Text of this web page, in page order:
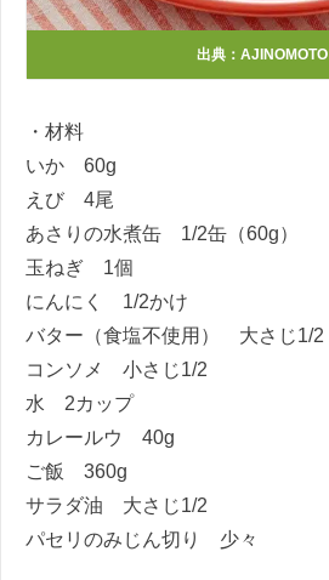
出典： AJINOMOTO
・材料
いか 60g
えび 4尾
あさりの水煮缶 1/2缶（60g）
玉ねぎ 1個
にんにく 1/2かけ
バター（食塩不使用） 大さじ1/2
コンソメ 小さじ1/2
水 2カップ
カレールウ 40g
ご飯 360g
サラダ油 大さじ1/2
パセリのみじん切り 少々